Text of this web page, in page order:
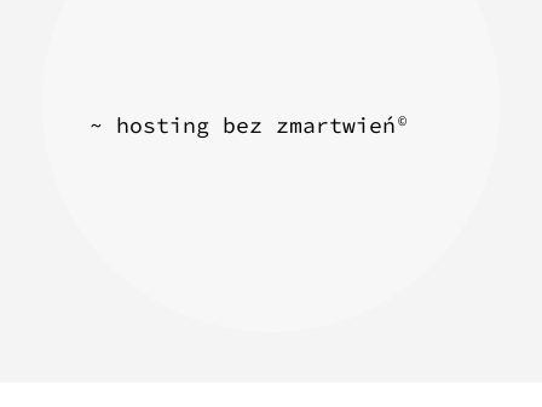
~ hosting bez zmartwień
©